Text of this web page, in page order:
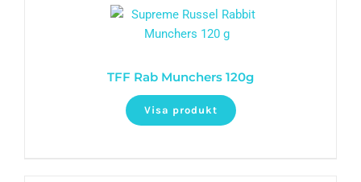
TFF Rab Munchers 120g
Visa produkt